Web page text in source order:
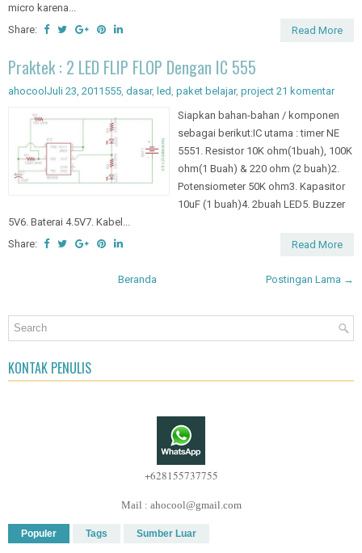
micro karena...
Share:
Read More
Praktek : 2 LED FLIP FLOP Dengan IC 555
ahocoolJuli 23, 2011 555 dasar, led paket belajar, project 21 komentar
Siapkan bahan-bahan / komponen
sebagai berikut:IC utama : timer NE
5551. Resistor 10K ohm(1buah), 100K
ohm(1 Buah) & 220 ohm (2 buah)2.
Potensiometer 50K ohm3. Kapasitor
10uF (1 buah)4. 2buah LED5. Buzzer
5V6. Baterai 4.5V7. Kabel...
Share:
Read More
Postingan Lama →
Beranda
KONTAK PENULIS
+628155737755
Mail : ahocool@gmail.com
Populer Tags Sumber Luar